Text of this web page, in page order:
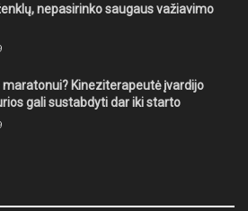
nepasirinko saugaus važiavimo
maratonui? Kineziterapeutė įvardijo
gali sustabdyti dar iki starto